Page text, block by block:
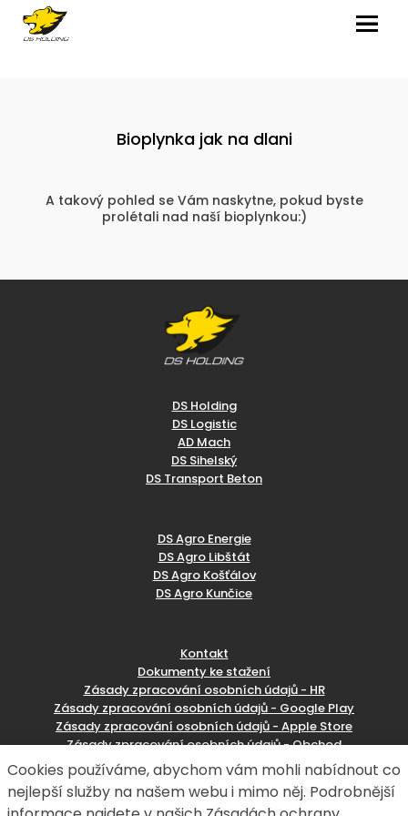
MENU
Bioplynka jak na dlani
A takový pohled se Vám naskytne, pokud byste
prolétali nad naší bioplynkou:)
DS Holding
DS Logistic
AD Mach
DS Sihelský
DS Transport Beton
DS Agro Energie
DS Agro Libštát
DS Agro Košťálov
DS Agro Kunčice
Kontakt
Dokumenty ke stažení
Zásady zpracování osobních údajů - HR
Zásady zpracování osobních údajů - Google Play
Zásady zpracování osobních údajů - Apple Store
Zásady zpracování osobních údajů - Obchod
Reklamační formulář
Cookies používáme, abychom vám mohli nabídnout co
nejlepší služby na našem webu i mimo něj. Podrobnější